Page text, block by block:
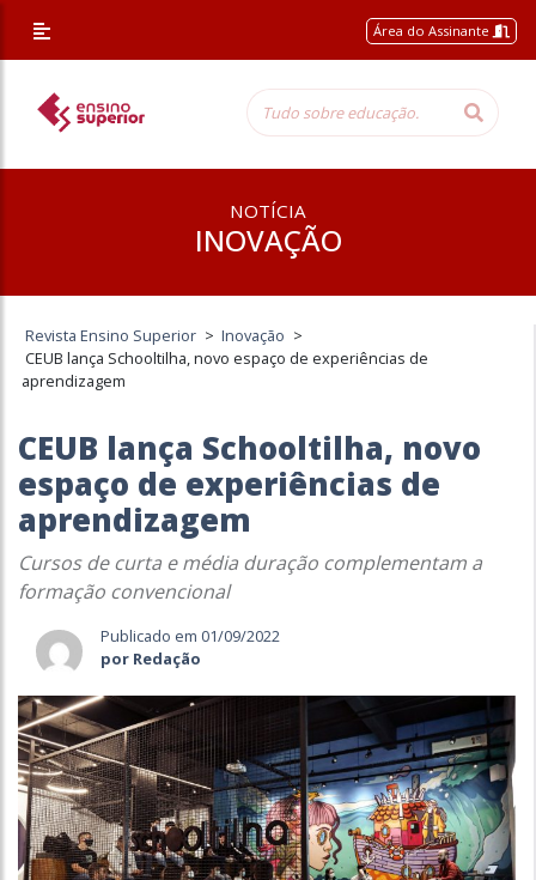
Área do Assinante
NOTÍCIA
INOVAÇÃO
Revista Ensino Superior > Inovação >
CEUB lança Schooltilha, novo espaço de experiências de
aprendizagem
CEUB lança Schooltilha, novo
espaço de experiências de
aprendizagem
Cursos de curta e média duração complementam a
formação convencional
Publicado em 01/09/2022
por Redação